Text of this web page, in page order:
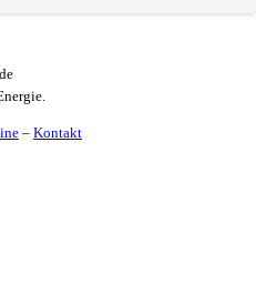
– Kontakt